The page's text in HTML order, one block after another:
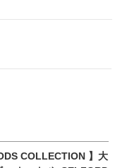
COLLECTION 】大